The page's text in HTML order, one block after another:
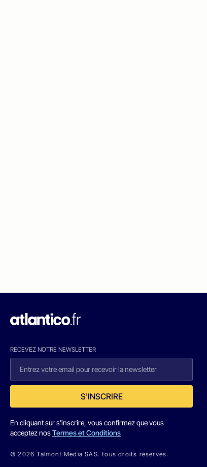
RECEVEZ NOTRE NEWSLETTER
S'INSCRIRE
En cliquant sur s'inscrire, vous confirmez que vous
acceptez nosTermes et Conditions
© 2026 Talmont Media SAS. tous droits réservés.